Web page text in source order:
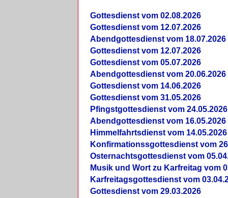
Gottesdienst vom 02.08.2026
Gottesdienst vom 12.07.2026
Abendgottesdienst vom 18.07.2026
Gottesdienst vom 12.07.2026
Gottesdienst vom 05.07.2026
Abendgottesdienst vom 20.06.2026
Gottesdienst vom 14.06.2026
Gottesdienst vom 31.05.2026
Pfingstgottesdienst vom 24.05.2026
Abendgottesdienst vom 16.05.2026
Himmelfahrtsdienst vom 14.05.2026
Konfirmationssgottesdienst vom
Osternachtsgottesdienst vom
Musik und Wort zu Karfreitag vom
Karfreitagsgottesdienst vom
Gottesdienst vom 29.03.2026